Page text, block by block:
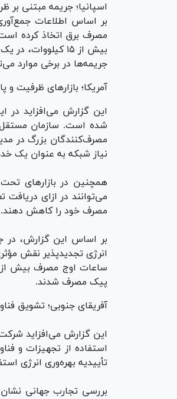
اسپانیا؛ جریمه مبتنی
مصرف برق اتخاذ کرده
جریمه‌ها در برخی موارد می‌تواند تا ۲۰۰ درصد هزینه عادی
آمریکا؛ بازار‌های ظرفیت و
این گزارش می‌افزاید در
مصرف‌کنندگان بزرگ در
نیاز شبکه به عنوان یک
می‌توانند در ازای دریافت
مصرف خود را کاهش دهند.
انرژی تجدیدپذیر نقش
پیک مصرف شدند.
آفریقای جنوبی؛ تشویق
استفاده از تجهیزات و
تأییدیه بهره‌وری انرژی
بررسی تجارب جهانی